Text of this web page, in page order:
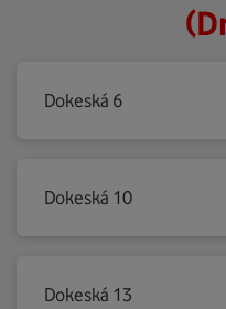
Dokeská 6
Dokeská 10
Dokeská 13